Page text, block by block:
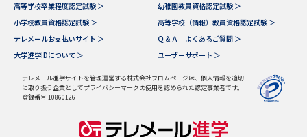
テレメール
お支払いサイト
個人情報取扱規定
特定商取引表記
テレメール進学カタログ
高等学校卒業程度認定試験 ＞
幼稚園教員資格認定試験 ＞
小学校教員資格認定試験 ＞
高等学校（情報）教員資格認定試験 ＞
テレメールお支払いサイト ＞
Ｑ＆Ａ よくあるご質問 ＞
大学進学IDについて ＞
ユーザーサポート ＞
テレメール進学サイトを管理運営する株式会社フロムページは、個人情報を適切
に取り扱う企業としてプライバシーマークの使用を認められた認定事業者です。
登録番号 10860126